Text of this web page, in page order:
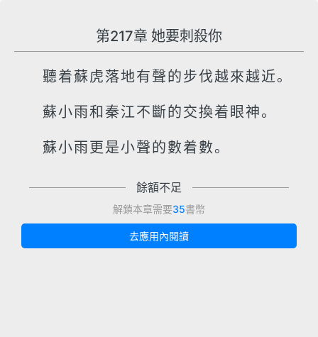
第217章 她要刺殺你
聽着蘇虎落地有聲的步伐越來越近。
蘇小雨和秦江不斷的交換着眼神。
蘇小雨更是小聲的數着數。
餘額不足
解鎖本章需要35書幣
去應用內閱讀